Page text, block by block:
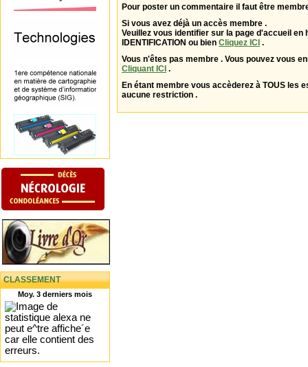
CLASSEMENT
Moy. 3 derniers mois
Pour poster un commentaire il faut être
Si vous avez déjà un accès membre .
Veuillez vous identifier sur la page d'accueil en
IDENTIFICATION ou bien Cliquez ICI .
Vous n'êtes pas membre . Vous pouvez vous
Cliquant ICI .
En étant membre vous accèderez à TOUS les
aucune restriction .